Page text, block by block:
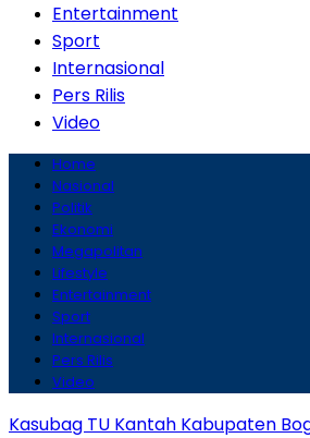
Entertainment
Sport
Internasional
Pers Rilis
Video
Home
Nasional
Politik
Ekonomi
Megapolitan
Lifestyle
Entertainment
Sport
Internasional
Pers Rilis
Video
Kasubag TU Kantah Kabupaten